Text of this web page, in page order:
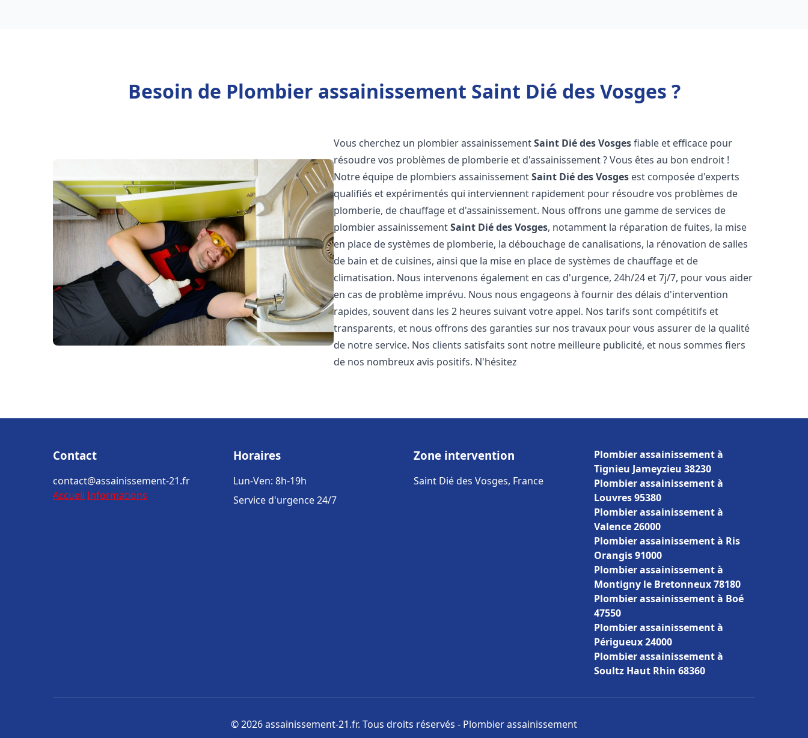
Besoin de Plombier assainissement Saint Dié des Vosges ?
Vous cherchez un plombier assainissementSaint Dié des Vosgesfiable et efficace pour
résoudre vos problèmes de plomberie et d'assainissement ? Vous êtes au bon endroit !
Notre équipe de plombiers assainissementSaint Dié des Vosges est composée d'experts
qualifiés et expérimentés qui interviennent rapidement pour résoudre vos problèmes de
plomberie, de chauffage et d'assainissement. Nous offrons une gamme de services de
plombier assainissementSaint Dié des Vosges, notamment la réparation de fuites, la mise
en place de systèmes de plomberie, la débouchage de canalisations, la rénovation de salles
de bain et de cuisines, ainsi que la mise en place de systèmes de chauffage et de
climatisation. Nous intervenons également en cas d'urgence, 24h/24 et 7j/7, pour vous aider
en cas de problème imprévu. Nous nous engageons à fournir des délais d'intervention
rapides, souvent dans les 2 heures suivant votre appel. Nos tarifs sont compétitifs et
transparents, et nous offrons des garanties sur nos travaux pour vous assurer de la qualité
de notre service. Nos clients satisfaits sont notre meilleure publicité, et nous sommes fiers
de nos nombreux avis positifs. N'hésitez
Contact
contact@assainissement-21.fr
Accueil Informations
Horaires
Lun-Ven: 8h-19h
Service d'urgence 24/7
Zone intervention
Saint Dié des Vosges, France
Plombier assainissement à
Tignieu Jameyzieu 38230
Plombier assainissement à
Louvres 95380
Plombier assainissement à
Valence 26000
Plombier assainissement à Ris
Orangis 91000
Plombier assainissement à
Montigny le Bretonneux 78180
Plombier assainissement à Boé
47550
Plombier assainissement à
Périgueux 24000
Plombier assainissement à
Soultz Haut Rhin 68360
© 2026 assainissement-21.fr. Tous droits réservés - Plombier assainissement